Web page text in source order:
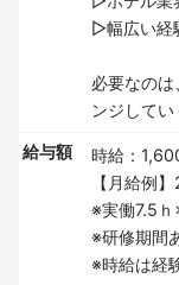
▷幅広い経
必要なの
ンジして
給与額
時給：
【月給例
※実働7.5
※研修期間
※時給は経